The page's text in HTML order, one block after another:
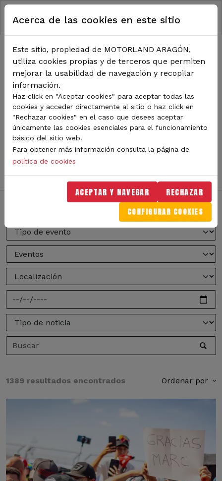
Pasar al contenido principal
RUTA DE NAVEGACIÓN
Inicio Noticias
TODA LA ACTUALIDAD DE
MOTORLAND
Sigue de cerca todas las novedades de MotorLand
Aragón. Aquí encontrarás noticias sobre eventos,
competiciones, pilotos, novedades del circuito y
mucho más. Filtra por categoría o tipo de contenido y
no te pierdas nada del mundo del motor.
1389 resultados encontrados Ordenar por
Acerca de las cookies en este sitio
Este sitio, propiedad de MOTORLAND ARAGÓN,
utiliza cookies propias y de terceros que permiten
mejorar la usabilidad de navegación y recopilar
información.
Haz click en "Aceptar cookies" para aceptar todas las
cookies y acceder directamente al sitio o haz click en
"Rechazar cookies" en el caso que desees aceptar
únicamente las cookies esenciales para el funcionamiento
básico del sitio web.
Para obtener más información consulta la página de
política de cookies
ACEPTAR Y NAVEGAR RECHAZAR
CONFIGURAR COOKIES